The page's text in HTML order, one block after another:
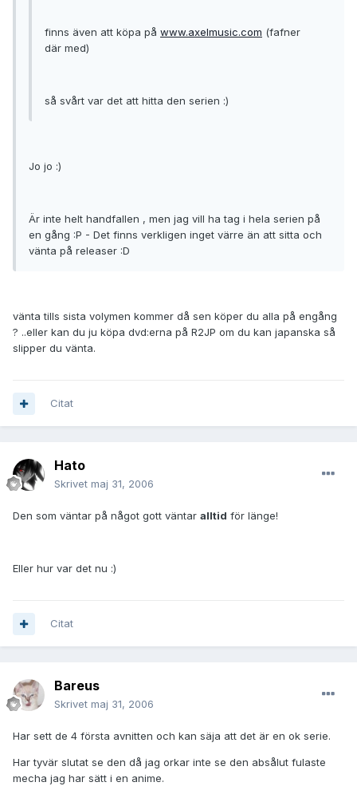
finns även att köpa på www.axelmusic.com (fafner
där med)
så svårt var det att hitta den serien :)
Jo jo :)
Är inte helt handfallen , men jag vill ha tag i hela serien på
en gång :P - Det finns verkligen inget värre än att sitta och
vänta på releaser :D
vänta tills sista volymen kommer då sen köper du alla på engång
? ..eller kan du ju köpa dvd:erna på R2JP om du kan japanska så
slipper du vänta.
Citat
Hato
Skrivet maj 31, 2006
Den som väntar på något gott väntar alltid för länge!
Eller hur var det nu :)
Citat
Bareus
Skrivet maj 31, 2006
Har sett de 4 första avnitten och kan säja att det är en ok serie.
Har tyvär slutat se den då jag orkar inte se den absålut fulaste
mecha jag har sätt i en anime.